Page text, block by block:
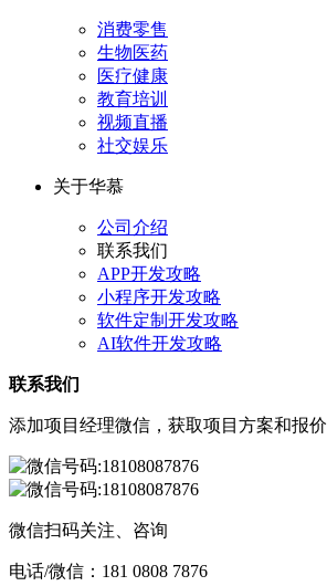
消费零售
生物医药
医疗健康
教育培训
视频直播
社交娱乐
关于华慕
公司介绍
联系我们
APP开发攻略
小程序开发攻略
软件定制开发攻略
AI软件开发攻略
联系我们
添加项目经理微信，获取项目方案和报价
微信扫码关注、咨询
电话/微信： 181 0808 7876